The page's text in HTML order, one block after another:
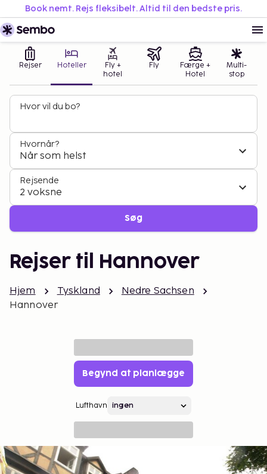
Book nemt. Rejs fleksibelt. Altid til den bedste pris.
Rejser Hoteller
Fly +
hotel
Fly
Færge +
Hotel
Multi-
stop
Hvor vil du bo?
Hvornår?
Når som helst
Rejsende
2 voksne
Søg
Rejser til Hannover
Hjem Tyskland
Nedre Sachsen
Hannover
Begynd at planlægge
Lufthavn